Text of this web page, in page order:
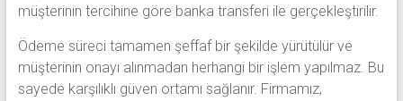
müşterinin tercihine göre banka transferi ile gerçekleştirilir.
Ödeme süreci tamamen şeffaf bir şekilde yürütülür ve
müşterinin onayı alınmadan herhangi bir işlem yapılmaz. Bu
sayede karşılıklı güven ortamı sağlanır. Firmamız,